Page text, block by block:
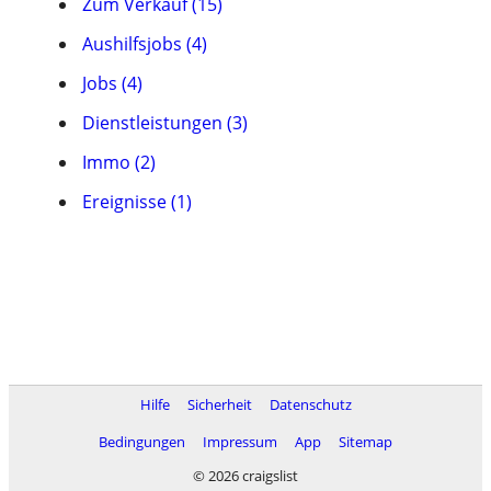
Aushilfsjobs (4)
Jobs (4)
Dienstleistungen (3)
Immo (2)
Ereignisse (1)
Hilfe Sicherheit
Datenschutz
Bedingungen
Impressum App
Sitemap
© 2026 craigslist